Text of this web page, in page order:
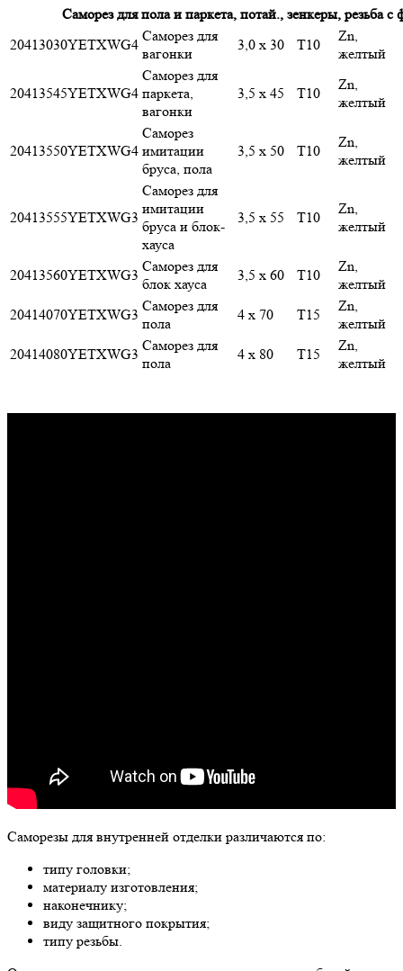
Саморез для пола и паркета, потай., зенкеры, резьба
20413030YETXWG4
Саморез для
вагонки
3,0 x 30 T10
Zn,
желтый
20413545YETXWG4
Саморез для
паркета,
вагонки
3,5 x 45 T10
Zn,
желтый
20413550YETXWG4
Саморез
имитации
бруса, пола
3,5 x 50 T10
Zn,
желтый
20413555YETXWG3
Саморез для
имитации
бруса и блок-
хауса
3,5 x 55 T10
Zn,
желтый
20413560YETXWG3
Саморез для
блок хауса
3,5 x 60 T10
Zn,
желтый
20414070YETXWG3
Саморез для
пола
4 x 70 T15
Zn,
желтый
20414080YETXWG3
Саморез для
пола
4 x 80 T15
Zn,
желтый
Саморезы для внутренней отделки различаются по:
типу головки;
материалу изготовления;
наконечнику;
виду защитного покрытия;
типу резьбы.